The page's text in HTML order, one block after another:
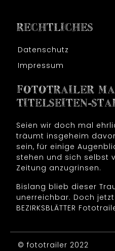
RECHTLICHES
Datenschutz
Impressum
FOTOTRAILER
TITELSEITEN-
Seien wir doch mal
träumt insgeheim
sein, für einige
stehen und sich selbst
Zeitung anzugrinsen.
Bislang blieb dieser
unerreichbar. Doch
BEZIRKSBLÄTTER
© fototrailer 2022